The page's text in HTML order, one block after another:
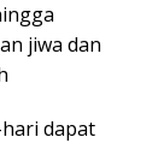
jiwa dan
dapat